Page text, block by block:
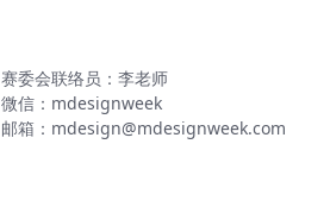
赛委会联络员：李老师
微信：mdesignweek
邮箱：mdesign@mdesignweek.com